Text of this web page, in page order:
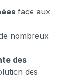
face aux
nombreux
des
des